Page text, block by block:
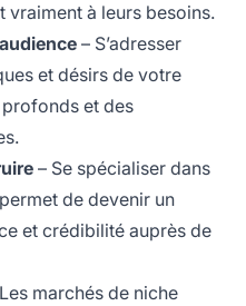
à leurs besoins.
– S’adresser
et désirs de votre
et des
– Se spécialiser dans
de devenir un
et crédibilité auprès de
marchés de niche